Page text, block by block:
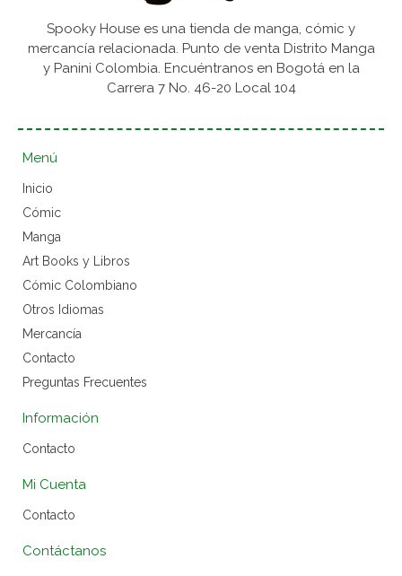
Spooky House es una tienda de manga, cómic y
mercancía relacionada. Punto de venta Distrito Manga
y Panini Colombia. Encuéntranos en Bogotá en la
Carrera 7 No. 46-20 Local 104
Menú
Inicio
Cómic
Manga
Art Books y Libros
Cómic Colombiano
Otros Idiomas
Mercancía
Contacto
Preguntas Frecuentes
Información
Contacto
Mi Cuenta
Contacto
Contáctanos